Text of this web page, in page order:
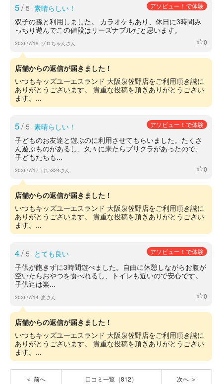
5/ 5 素晴らしい！ アソビュー！で体験
双子の孫と利用しました。 カラオケもあり、休日に3時間み
っちり遊んでこの値段はリーズナブルだと思います。
2026/7/19 ゾロちゃんさん いいね
0
店舗からの返信が届きました！
いつもキッズユーエスランド 大阪泉佐野店をご利用頂き誠に
ありがとうございます。 貴重な投稿を頂きありがとうござい
ます。...
5/ 5 素晴らしい！ アソビュー！で体験
子どものお友達と遊ぶのに利用させてもらいました。たくさ
ん遊ぶものがあるし、久々に来たらプリクラがあったので、
子どもたちも...
2026/7/17 けい324さん いいね
0
店舗からの返信が届きました！
いつもキッズユーエスランド 大阪泉佐野店をご利用頂き誠に
ありがとうございます。 貴重な投稿を頂きありがとうござい
ます。...
4/ 5 とても良い アソビュー！で体験
子供が飽きずに3時間遊べました。自由に休憩しながらお腹が
空いたらおやつを食べれるし、トイレも近いので安心です。
子供達は楽...
2026/7/14 恵さん いいね
0
店舗からの返信が届きました！
いつもキッズユーエスランド 大阪泉佐野店をご利用頂き誠に
ありがとうございます。 貴重な投稿を頂きありがとうござい
ます。...
前へ 口コミ一覧（812） 次へ